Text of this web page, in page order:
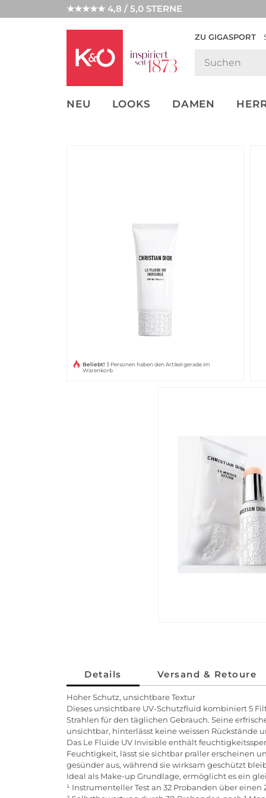
★★★★★ 4,8 / 5,0 STERNE
ZU GIGASPORT
NEU LOOKS DAMEN
UNSERE APP
CLICK &
Beliebt! 3 Personen haben den Artikel gerade im
Warenkorb
Details Versand & Retoure
Hoher Schutz, unsichtbare Textur
Dieses unsichtbare UV-Schutzfluid kombiniert 5
Strahlen für den täglichen Gebrauch. Seine
unsichtbar, hinterlässt keine weissen Rückstände
Das Le Fluide UV Invisible enthält
Feuchtigkeit, lässt sie sichtbar praller erscheinen
gesünder aus, während sie wirksam geschützt
Ideal als Make-up Grundlage, ermöglicht es ein
¹ Instrumenteller Test an 32 Probanden über